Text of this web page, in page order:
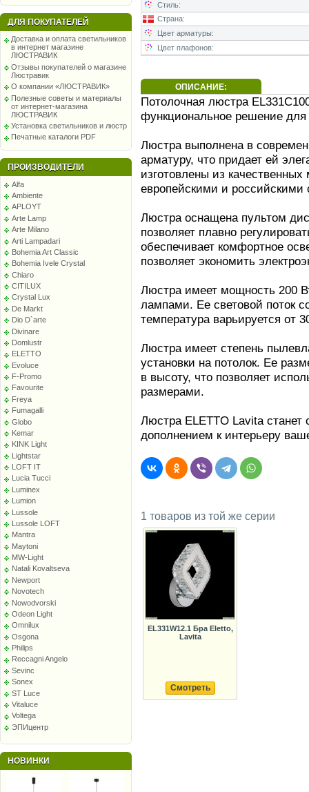
ДЛЯ ПОКУПАТЕЛЕЙ
Доставка и оплата светильников
в интернет магазине
ЛЮСТРАВИК
Отзывы покупателей о магазине
Люстравик
О компании «ЛЮСТРАВИК»
Полезные советы и материалы
от интернет-магазина
ЛЮСТРАВИК
Установка светильников и люстр
Печатные каталоги PDF
ПРОИЗВОДИТЕЛИ
Alfa
Ambiente
APLOYT
Arte Lamp
Arte Milano
Arti Lampadari
Bohemia Art Classic
Bohemia Ivele Crystal
Chiaro
CITILUX
Crystal Lux
De Markt
Dio D`arte
Divinare
Domlustr
ELETTO
Evoluce
F-Promo
Favourite
Freya
Fumagalli
Globo
Kemar
KINK Light
Lightstar
LOFT IT
Lucia Tucci
Luminex
Lumion
Lussole
Lussole LOFT
Mantra
Maytoni
MW-Light
Natali Kovaltseva
Newport
Novotech
Nowodvorski
Odeon Light
Omnilux
Osgona
Philips
Reccagni Angelo
Sevinc
Sonex
ST Luce
Vitaluce
Voltega
ЭПИцентр
НОВИНКИ
Стиль:
Страна:
Цвет арматуры:
Цвет плафонов:
ОПИСАНИЕ:
Потолочная люстра
функциональное решение
Люстра выполнена в
арматуру, что придает ей
изготовлены из
европейскими и российскими
Люстра оснащена пультом
позволяет плавно
обеспечивает комфортное
позволяет экономить
Люстра имеет мощность 200
лампами. Ее световой поток
температура варьируется от
Люстра имеет степень
установки на потолок. Ее
в высоту, что позволяет
размерами.
Люстра ELETTO Lavita
дополнением к интерьеру
1 товаров из той же серии
EL331W12.1 Бра Eletto,
Lavita
Смотреть